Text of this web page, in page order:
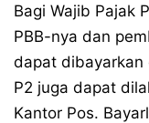
Bagi Wajib Pajak
PBB-nya dan
dapat dibayarkan
P2 juga dapat
Kantor Pos.